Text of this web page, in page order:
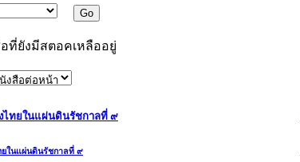
ที่ยังมีสตอคเหลืออยู่
ไทยในแผ่นดินรัชกาลที่ ๙
ยในแผ่นดินรัชกาลที่ ๙